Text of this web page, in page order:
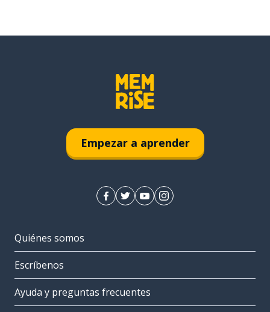
Empezar a aprender
Quiénes somos
Escríbenos
Ayuda y preguntas frecuentes